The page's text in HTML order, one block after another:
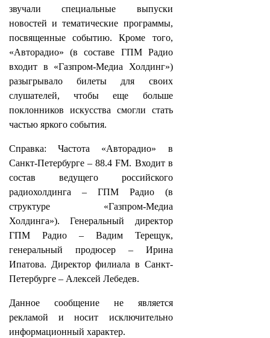
звучали специальные выпуски
новостей и тематические программы,
посвященные событию. Кроме того,
«Авторадио» (в составе ГПМ Радио
входит в «Газпром-Медиа Холдинг»)
разыгрывало билеты для своих
слушателей, чтобы еще больше
поклонников искусства смогли стать
частью яркого события.
Справка: Частота «Авторадио» в
Санкт-Петербурге – 88.4 FM. Входит в
состав ведущего российского
радиохолдинга – ГПМ Радио (в
структуре «Газпром-Медиа
Холдинга»). Генеральный директор
ГПМ Радио – Вадим Терещук,
генеральный продюсер – Ирина
Ипатова. Директор филиала в Санкт-
Петербурге – Алексей Лебедев.
Данное сообщение не является
рекламой и носит исключительно
информационный характер.